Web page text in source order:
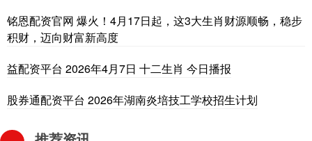
铭恩配资官网 爆火！4月17日起，这3大生肖财源顺畅，稳步
积财，迈向财富新高度
益配资平台 2026年4月7日 十二生肖 今日播报
股券通配资平台 2026年湖南炎培技工学校招生计划